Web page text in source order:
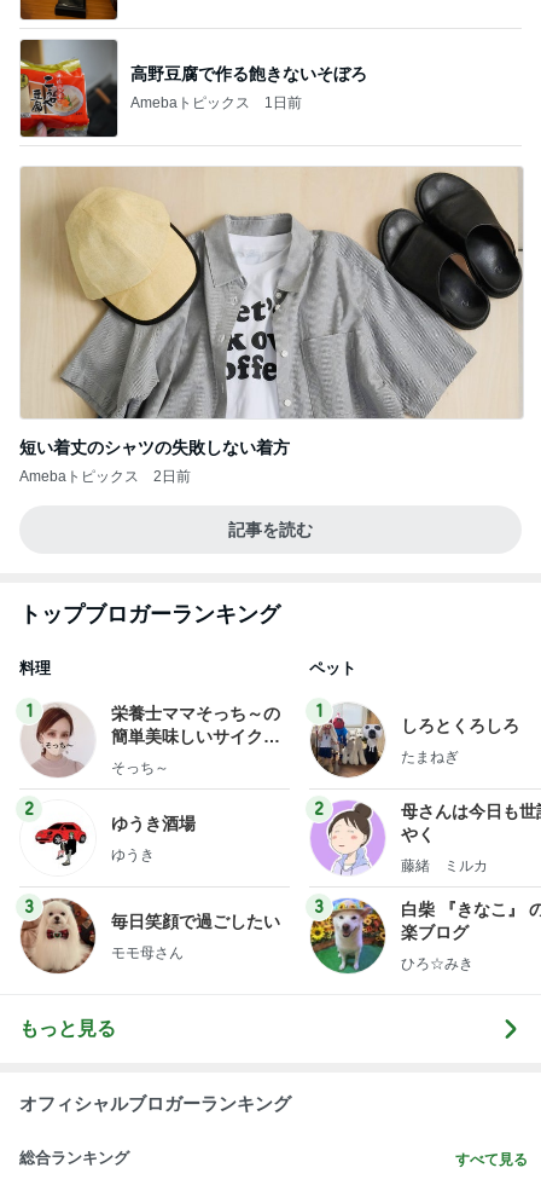
高野豆腐で作る飽きないそぼろ
Amebaトピックス 1日前
短い着丈のシャツの失敗しない着方
Amebaトピックス 2日前
記事を読む
トップブロガーランキング
料理
1
栄養士ママそっち～の
簡単美味しいサイクル
献立
そっち～
2
ゆうき酒場
ゆうき
3
毎日笑顔で過ごしたい
モモ母さん
ペット
1
しろとくろしろ
たまねぎ
2
母さんは今日も世
やく
藤緒 ミルカ
3
白柴 『きなこ』
楽ブログ
ひろ☆みき
もっと見る
オフィシャルブロガーランキング
総合ランキング すべて見る